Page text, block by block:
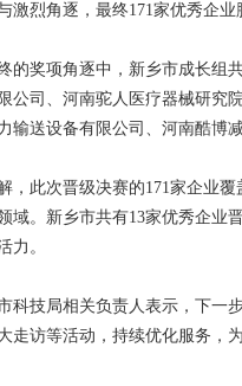
激烈角逐，最终171家优秀企
奖项角逐中，新乡市成长组共
公司、河南驼人医疗器械研究
输送设备有限公司、河南酷博
此次晋级决赛的171家企业覆
域。新乡市共有13家优秀企业
力。
技局相关负责人表示，下一步
走访等活动，持续优化服务，